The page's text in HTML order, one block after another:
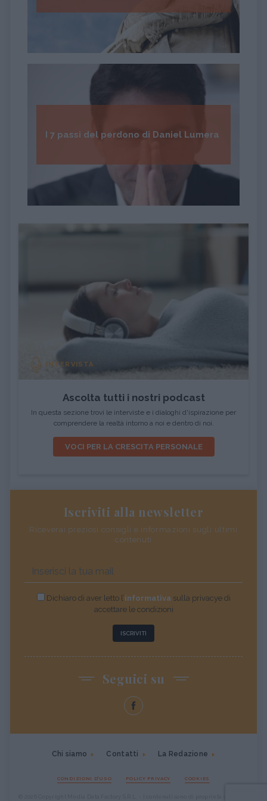
I 7 passi del perdono di Daniel Lumera
INTERVISTA
Ascolta tutti i nostri podcast
In questa sezione trovi le interviste e i dialoghi d'ispirazione per
comprendere la realtà intorno a noi e dentro di noi.
VOCI PER LA CRESCITA PERSONALE
Iscriviti alla newsletter
Riceverai preziosi consigli e informazioni sugli ultimi
contenuti
Dichiaro di aver letto l’informativasulla privacye di
accettare le condizioni
ISCRIVITI
Seguici su
Chi siamo Contatti La Redazione
CONDIZIONI D'USO POLICY PRIVACY COOKIES